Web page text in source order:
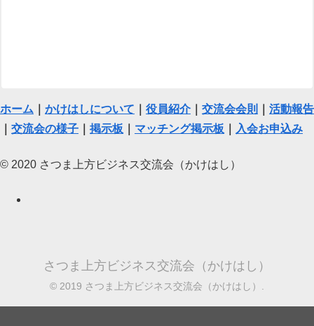
ホーム かけはしについて 役員紹介｜ 交流会会則
活動報告
交流会の様子 掲示板 マッチング掲示板 入会お申込み
© 2020 さつま上方ビジネス交流会（かけはし）
さつま上方ビジネス交流会（かけはし）
© 2019 さつま上方ビジネス交流会（かけはし）.